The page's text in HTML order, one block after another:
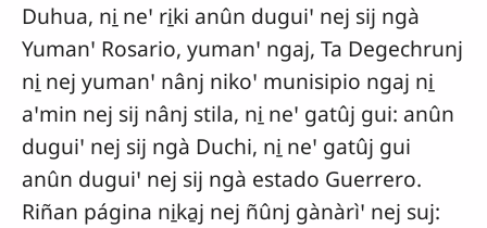
Duhua, ni̱ neꞌ ri̱ki anûn duguiꞌ nej sij ngà
Yumanꞌ Rosario, yumanꞌ ngaj, Ta Degechrunj
ni̱ nej yumanꞌ nânj nikoꞌ munisipio ngaj ni̱
aꞌmin nej sij nânj stila, ni̱ neꞌ gatûj gui: anûn
duguiꞌ nej sij ngà Duchi, ni̱ neꞌ gatûj gui
anûn duguiꞌ nej sij ngà estado Guerrero.
Riñan página ni̱ka̱j nej ñûnj gànàrìꞌ nej suj: